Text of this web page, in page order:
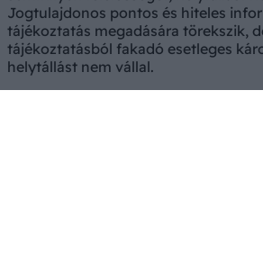
Jogtulajdonos pontos és hiteles
tájékoztatás megadására törekszik,
tájékoztatásból fakadó esetleges
helytállást nem vállal.